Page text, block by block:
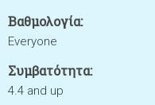
Βαθμολογία:
Everyone
Συμβατότητα:
4.4 and up